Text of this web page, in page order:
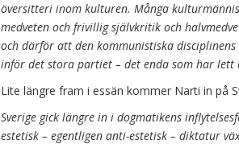
översitteri inom kulturen. Många
medveten och frivillig självkritik och
och därför att den kommunistiska
inför det stora partiet – det enda som har lett
Lite längre fram i essän kommer Narti in på
Sverige gick längre in i dogmatikens
estetisk – egentligen anti-estetisk – diktatur